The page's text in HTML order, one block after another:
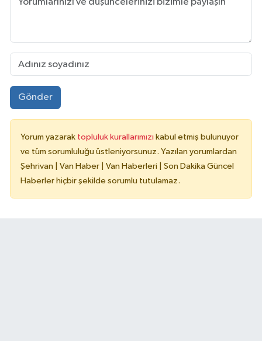
Gönder
Yorum yazarak topluluk kurallarımızı kabul etmiş bulunuyor
ve tüm sorumluluğu üstleniyorsunuz. Yazılan yorumlardan
Şehrivan | Van Haber | Van Haberleri | Son Dakika Güncel
Haberler hiçbir şekilde sorumlu tutulamaz.